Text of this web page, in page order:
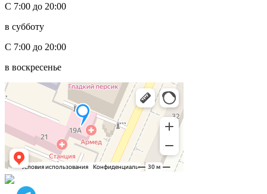
С 7:00 до 20:00
в субботу
С 7:00 до 20:00
в воскресенье